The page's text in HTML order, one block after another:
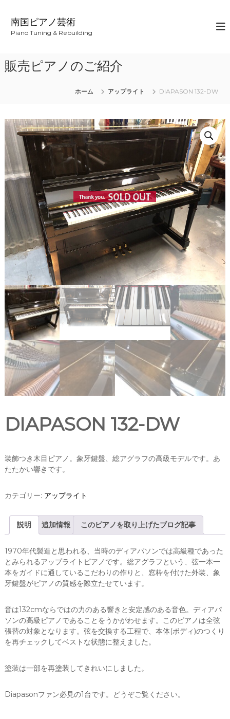
へ
ス
南国ピアノ芸術
Piano Tuning & Rebuilding
販売ピアノのご紹介
ホーム アップライト DIAPASON 132-DW
DIAPASON 132-DW
装飾つき木目ピアノ。象牙鍵盤、総アグラフの高級モデルです。あ
たたかい響きです。
カテゴリー: アップライト
説明 追加情報 このピアノを取り上げたブログ記事
1970年代製造と思われる、当時のディアパソンでは高級種であった
とみられるアップライトピアノです。総アグラフという、弦一本一
本をガイドに通しているこだわりの作りと、窓枠を付けた外装、象
牙鍵盤がピアノの質感を際立たせています。
音は132cmならではの力のある響きと安定感のある音色。ディアパ
ソンの高級ピアノであることをうかがわせます。このピアノは全弦
張替の対象となります。弦を交換する工程で、本体(ボディ)のつくり
を再チェックしてベストな状態に整えました。
塗装は一部を再塗装してきれいにしました。
Diapasonファン必見の1台です。どうぞご覧ください。